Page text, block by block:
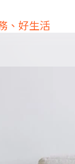
、好生活